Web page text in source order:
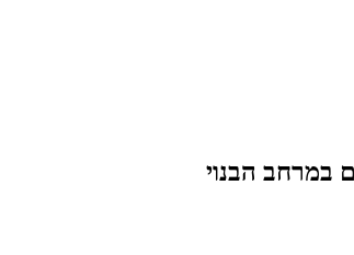
במרחב הבנוי